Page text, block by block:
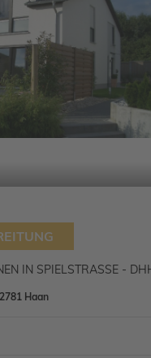
IN SPIELSTRASSE -
Haan